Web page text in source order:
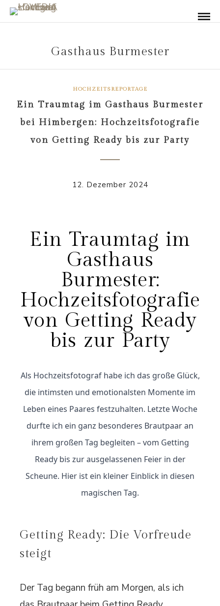
Gasthaus Burmester
HOCHZEITSREPORTAGE
Ein Traumtag im Gasthaus Burmester
bei Himbergen: Hochzeitsfotografie
von Getting Ready bis zur Party
12. Dezember 2024
Ein Traumtag im
Gasthaus
Burmester:
Hochzeitsfotografie
von Getting Ready
bis zur Party
Als Hochzeitsfotograf habe ich das große Glück,
die intimsten und emotionalsten Momente im
Leben eines Paares festzuhalten. Letzte Woche
durfte ich ein ganz besonderes Brautpaar an
ihrem großen Tag begleiten – vom Getting
Ready bis zur ausgelassenen Feier in der
Scheune. Hier ist ein kleiner Einblick in diesen
magischen Tag.
Getting Ready: Die Vorfreude
steigt
Der Tag begann früh am Morgen, als ich